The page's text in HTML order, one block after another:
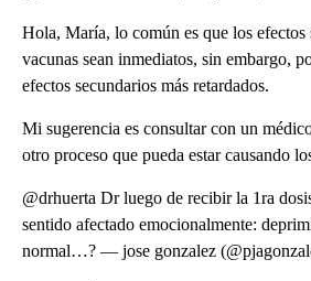
Hola, María, lo común es que los efectos
vacunas sean inmediatos, sin embargo,
efectos secundarios más retardados.
Mi sugerencia es consultar con un
otro proceso que pueda estar causando
@drhuerta Dr luego de recibir la 1ra
sentido afectado emocionalmente:
normal…? — jose gonzalez